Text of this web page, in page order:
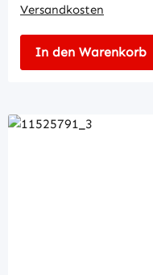
Versandkosten
In den Warenkorb